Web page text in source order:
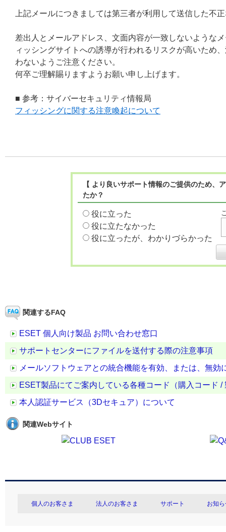
上記メールにつきましては第三者が利用して送信した不
差出人とメールアドレス、文面内容が一致しないような
ィッシングサイトへの誘導が行われるリスクが高いため
わないようご注意ください。
何卒ご理解賜りますようお願い申し上げます。
■ 参考：サイバーセキュリティ情報局
フィッシングに関する注意喚起について
【 より良いサポート情報のご提供のため
たか？
役に立った
役に立たなかった
役に立ったが、わかりづらかった
関連するFAQ
ESET 個人向け製品 お問い合わせ窓口
サポートセンターにファイルを送付する際の注意事項
メールソフトウェアとの統合機能を有効、または、無効
ESET製品にてご案内している各種コード（購入コード
本人認証サービス（3Dセキュア）について
関連Webサイト
個人のお客さま 法人のお客さま サポート お知